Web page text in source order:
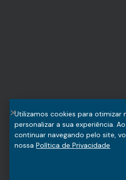
Utilizamos cookies para otimizar
personalizar a sua experiência.
continuar navegando pelo site,
nossaPolítica de Privacidade